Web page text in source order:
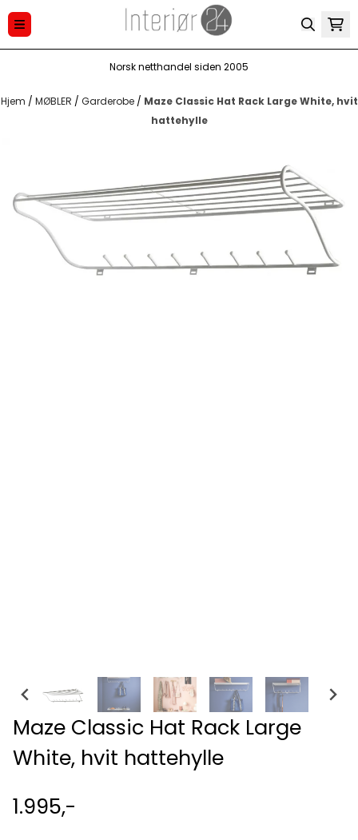
Hopp til innhold
Norsk netthandel siden 2005
Hjem / MØBLER / Garderobe / Maze Classic Hat Rack Large White, hvit
hattehylle
Maze Classic Hat Rack Large
White, hvit hattehylle
1.995,-